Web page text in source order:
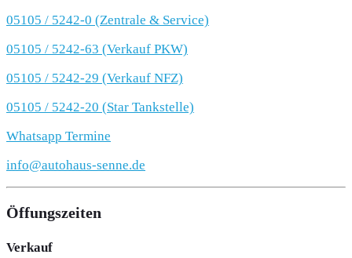
05105 / 5242-0 (Zentrale & Service)
05105 / 5242-63 (Verkauf PKW)
05105 / 5242-29 (Verkauf NFZ)
05105 / 5242-20 (Star Tankstelle)
Whatsapp Termine
info@autohaus-senne.de
Öffungszeiten
Verkauf